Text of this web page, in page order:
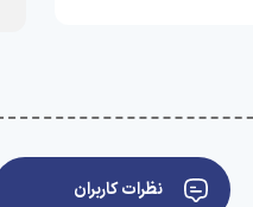
نظرات کاربران